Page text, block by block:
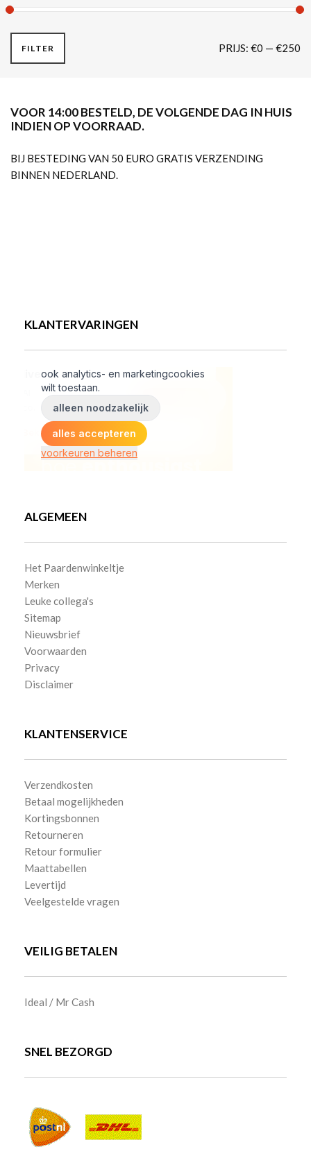
FILTER PRIJS: €0 — €250
VOOR 14:00 BESTELD, DE VOLGENDE DAG IN HUIS
INDIEN OP VOORRAAD.
BIJ BESTEDING VAN 50 EURO GRATIS VERZENDING
BINNEN NEDERLAND.
KLANTERVARINGEN
ALGEMEEN
Het Paardenwinkeltje
Merken
Leuke collega's
Sitemap
Nieuwsbrief
Voorwaarden
Privacy
Disclaimer
KLANTENSERVICE
Verzendkosten
Betaal mogelijkheden
Kortingsbonnen
Retourneren
Retour formulier
Maattabellen
Levertijd
Veelgestelde vragen
VEILIG BETALEN
Ideal / Mr Cash
SNEL BEZORGD